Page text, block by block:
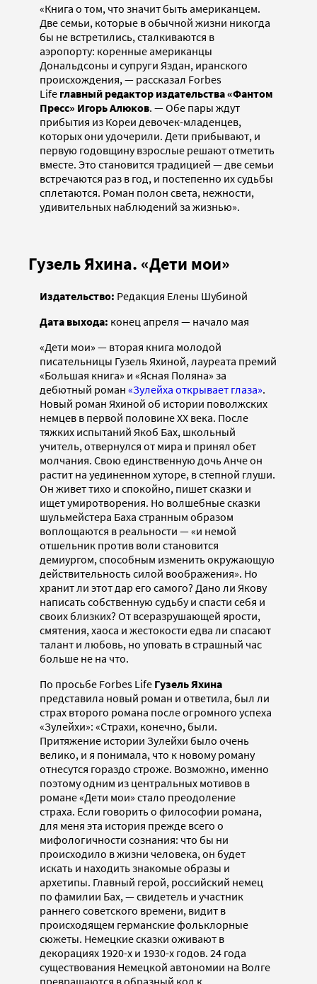
«Книга о том, что значит быть американцем.
Две семьи, которые в обычной жизни никогда
бы не встретились, сталкиваются в
аэропорту: коренные американцы
Дональдсоны и супруги Яздан, иранского
происхождения, — рассказал Forbes
Life главный редактор издательства «Фантом
Пресс» Игорь Алюков. — Обе пары ждут
прибытия из Кореи девочек-младенцев,
которых они удочерили. Дети прибывают, и
первую годовщину взрослые решают отметить
вместе. Это становится традицией — две семьи
встречаются раз в год, и постепенно их судьбы
сплетаются. Роман полон света, нежности,
удивительных наблюдений за жизнью».
Гузель Яхина. «Дети мои»
Издательство: Редакция Елены Шубиной
Дата выхода: конец апреля — начало мая
«Дети мои» — вторая книга молодой
писательницы Гузель Яхиной, лауреата премий
«Большая книга» и «Ясная Поляна» за
дебютный роман «Зулейха открывает глаза».
Новый роман Яхиной об истории поволжских
немцев в первой половине ХХ века. После
тяжких испытаний Якоб Бах, школьный
учитель, отвернулся от мира и принял обет
молчания. Свою единственную дочь Анче он
растит на уединенном хуторе, в степной глуши.
Он живет тихо и спокойно, пишет сказки и
ищет умиротворения. Но волшебные сказки
шульмейстера Баха странным образом
воплощаются в реальности — «и немой
отшельник против воли становится
демиургом, способным изменить окружающую
действительность силой воображения». Но
хранит ли этот дар его самого? Дано ли Якову
написать собственную судьбу и спасти себя и
своих близких? От всеразрушающей ярости,
смятения, хаоса и жестокости едва ли спасают
талант и любовь, но уповать в страшный час
больше не на что.
По просьбе Forbes Life Гузель Яхина
представила новый роман и ответила, был ли
страх второго романа после огромного успеха
«Зулейхи»: «Cтрахи, конечно, были.
Притяжение истории Зулейхи было очень
велико, и я понимала, что к новому роману
отнесутся гораздо строже. Возможно, именно
поэтому одним из центральных мотивов в
романе «Дети мои» стало преодоление
страха. Если говорить о философии романа,
для меня эта история прежде всего о
мифологичности сознания: что бы ни
происходило в жизни человека, он будет
искать и находить знакомые образы и
архетипы. Главный герой, российский немец
по фамилии Бах, — свидетель и участник
раннего советского времени, видит в
происходящем германские фольклорные
сюжеты. Немецкие сказки оживают в
декорациях 1920-х и 1930-х годов. 24 года
существования Немецкой автономии на Волге